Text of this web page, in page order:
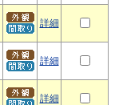
詳細
詳細
詳細